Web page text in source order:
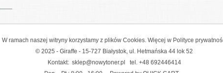
W ramach naszej witryny korzystamy z plików Cookies. Więcej w Polityce
© 2025 - Giraffe - 15-727 Białystok, ul. Hetmańska 44 lok 52
Kontakt: sklep@nowytoner.pl tel. +48 692446414